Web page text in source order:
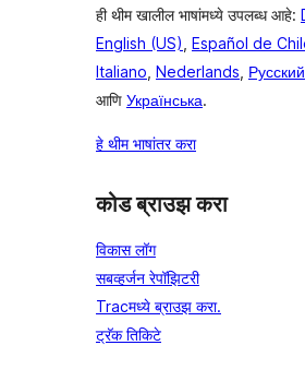
ही थीम खालील भाषांमध्ये उपलब्ध आहे:
English (US), Español de
Italiano, Nederlands, Русский
आणि Українська.
हे थीम भाषांतर करा
कोड ब्राउझ करा
विकास लॉग
सबव्हर्जन रेपॉझिटरी
Tracमध्ये ब्राउझ करा.
ट्रॅक तिकिटे